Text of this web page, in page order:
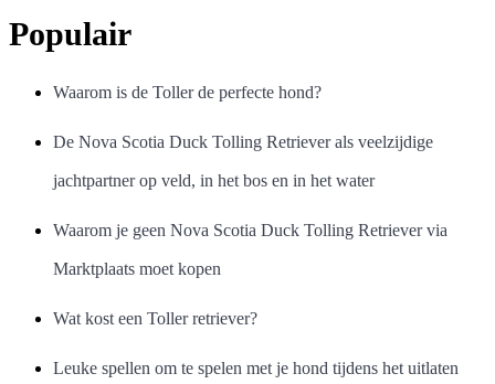
Populair
Waarom is de Toller de perfecte hond?
De Nova Scotia Duck Tolling Retriever als veelzijdige
jachtpartner op veld, in het bos en in het water
Waarom je geen Nova Scotia Duck Tolling Retriever via
Marktplaats moet kopen
Wat kost een Toller retriever?
Leuke spellen om te spelen met je hond tijdens het uitlaten